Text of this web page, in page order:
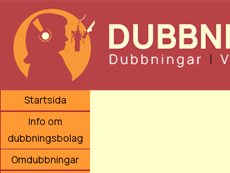
Startsida
Info om
dubbningsbolag
Omdubbningar